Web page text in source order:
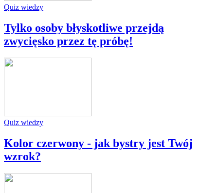
Quiz wiedzy
Tylko osoby błyskotliwe przejdą
zwycięsko przez tę próbę!
Quiz wiedzy
Kolor czerwony - jak bystry jest Twój
wzrok?